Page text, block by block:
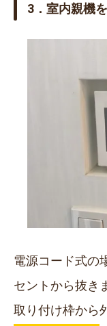
3．室内親機
電源コード式の
セントから抜き
取り付け枠から